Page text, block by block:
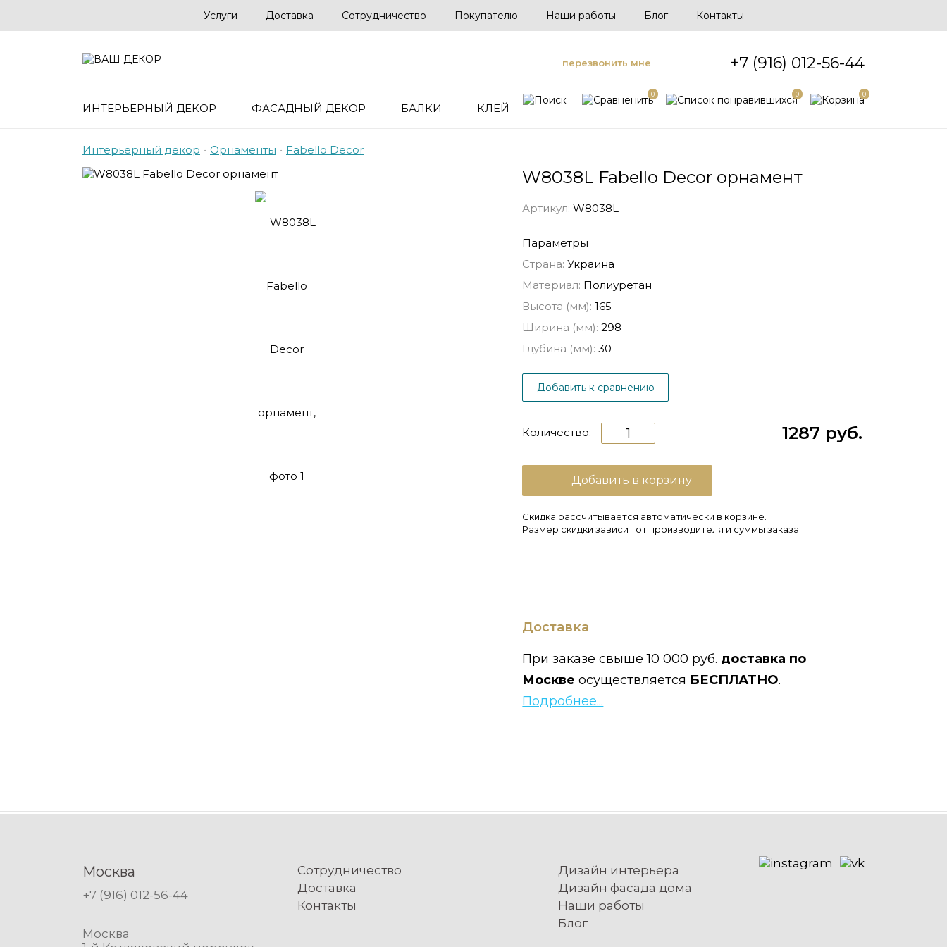
Услуги Доставка Сотрудничество Покупателю Наши работы Блог Контакты
перезвонить мне +7 (916) 012-56-44
ИНТЕРЬЕРНЫЙ ДЕКОР ФАСАДНЫЙ ДЕКОР БАЛКИ КЛЕЙ
0 0 0
Интерьерный декор • Орнаменты • Fabello Decor
W8038L Fabello Decor орнамент
Артикул: W8038L
Параметры
Страна: Украина
Материал: Полиуретан
Высота (мм): 165
Ширина (мм): 298
Глубина (мм): 30
Добавить к сравнению
1287 руб.
Количество:
Добавить в корзину
Скидка рассчитывается автоматически в корзине.
Размер скидки зависит от производителя и суммы заказа.
Доставка
При заказе свыше 10 000 руб. доставка по
Москве осуществляется БЕСПЛАТНО.
Подробнее...
Москва
+7 (916) 012-56-44
Москва
Сотрудничество
Доставка
Контакты
Дизайн интерьера
Дизайн фасада дома
Наши работы
Блог